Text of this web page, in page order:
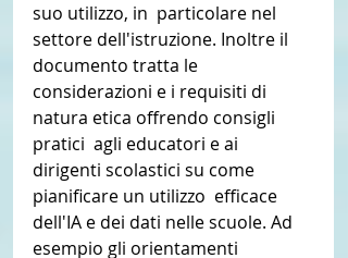
suo utilizzo, in  particolare nel
settore dell'istruzione. Inoltre il
documento tratta le
considerazioni e i requisiti di
natura etica offrendo consigli
pratici  agli educatori e ai
dirigenti scolastici su come
pianificare un utilizzo  efficace
dell'IA e dei dati nelle scuole. Ad
esempio gli orientamenti